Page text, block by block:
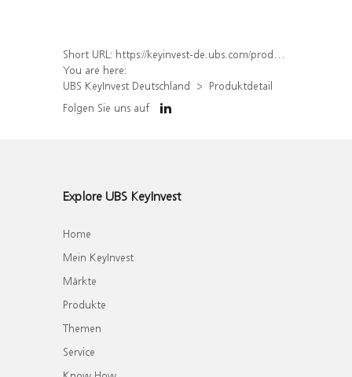
Short URL: https://keyinvest-de.ubs.com/produkt/detail/index/isin/DE000WA4P0J8
You are here:
UBS KeyInvest Deutschland
Produktdetail
Folgen Sie uns auf
Explore UBS KeyInvest
Home
Mein KeyInvest
Märkte
Produkte
Themen
Service